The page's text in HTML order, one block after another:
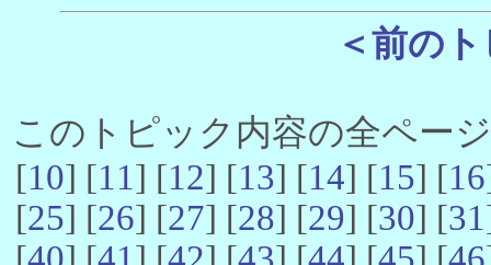
＜前の
このトピック内容の全ペー
[10] [11] [12] [13] [14] [15] [16
[25] [26] [27] [28] [29] [30] [31